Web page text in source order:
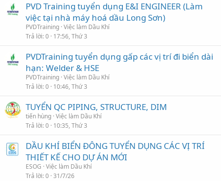
PVD Training tuyển dụng E&I ENGINEER (Làm
việc tại nhà máy hoá dầu Long Sơn)
PVDTraining Việc làm Dầu Khí
Trả lời 0 17:56, Thứ 3
PVDTraining tuyển dụng gấp các vị trí đi biển dài
hạn: Welder & HSE
PVDTraining Việc làm Dầu Khí
Trả lời 0 10:46, Thứ 3
TUYỂN QC PIPING, STRUCTURE, DIM
tiến hùng Việc làm Dầu Khí
Trả lời 0 10:35, Thứ 3
DẦU KHÍ BIỂN ĐÔNG TUYỂN DỤNG CÁC VỊ TRÍ
THIẾT KẾ CHO DỰ ÁN MỚI
ESOG Việc làm Dầu Khí
Trả lời 0 31/7/26